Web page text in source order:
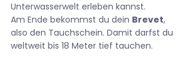
Unterwasserwelt erleben kannst.
Am Ende bekommst du dein Brevet,
also den Tauchschein. Damit darfst du
weltweit bis 18 Meter tief tauchen.